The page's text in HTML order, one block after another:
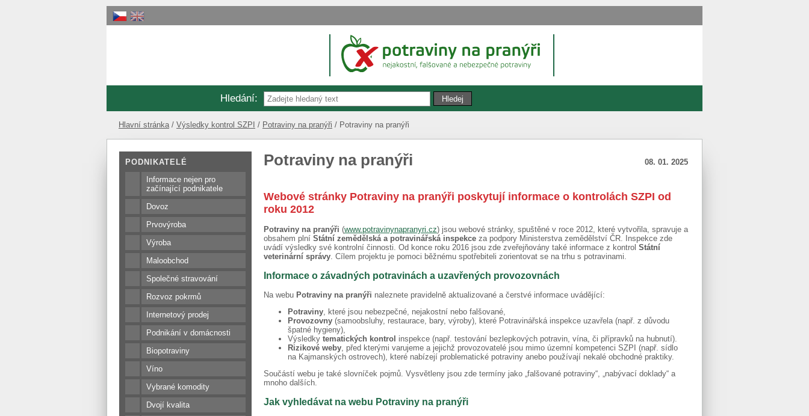
Hledání:
Hlavní stránka Výsledky kontrol SZPI Potraviny na pranýři Potraviny na pranýři
PODNIKATELÉ
Informace nejen pro
začínající podnikatele
Dovoz
Prvovýroba
Výroba
Maloobchod
Společné stravování
Rozvoz pokrmů
Internetový prodej
Podnikání v domácnosti
Biopotraviny
Víno
Vybrané komodity
Dvojí kvalita
Potraviny na pranýři 08. 01. 2025
Webové stránky Potraviny na pranýři poskytují informace o kontrolách SZPI od
roku 2012
Potraviny na pranýři (www.potravinynapranyri.cz) jsou webové stránky, spuštěné v roce 2012, které vytvořila, spravuje a
obsahem plní Státní zemědělská a potravinářská inspekce za podpory Ministerstva zemědělství ČR. Inspekce zde
uvádí výsledky své kontrolní činnosti. Od konce roku 2016 jsou zde zveřejňovány také informace z kontrol Státní
veterinární správy. Cílem projektu je pomoci běžnému spotřebiteli zorientovat se na trhu s potravinami.
Informace o závadných potravinách a uzavřených provozovnách
Na webu Potraviny na pranýři naleznete pravidelně aktualizované a čerstvé informace uvádějící:
Potraviny, které jsou nebezpečné, nejakostní nebo falšované,
Provozovny (samoobsluhy, restaurace, bary, výroby), které Potravinářská inspekce uzavřela (např. z důvodu
špatné hygieny),
Výsledky tematických kontrol inspekce (např. testování bezlepkových potravin, vína, či přípravků na hubnutí).
Rizikové weby, před kterými varujeme a jejichž provozovatelé jsou mimo územní kompetenci SZPI (např. sídlo
na Kajmanských ostrovech), které nabízejí problematické potraviny anebo používají nekalé obchodné praktiky.
Součástí webu je také slovníček pojmů. Vysvětleny jsou zde termíny jako „falšované potraviny“, „nabývací doklady“ a
mnoho dalších.
Jak vyhledávat na webu Potraviny na pranýři